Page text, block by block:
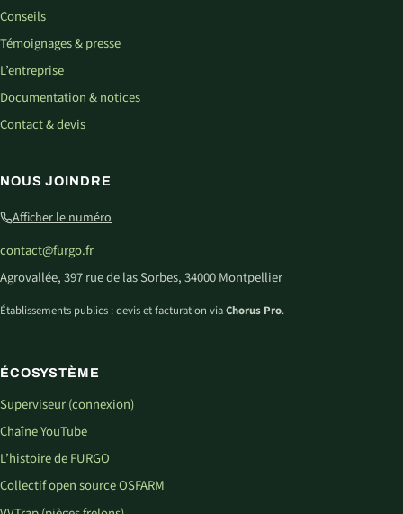
Conseils
Témoignages & presse
L’entreprise
Documentation & notices
Contact & devis
NOUS JOINDRE
Afficher le numéro
contact@furgo.fr
Agrovallée, 397 rue de las Sorbes, 34000 Montpellier
Établissements publics : devis et facturation viaChorus Pro.
ÉCOSYSTÈME
Superviseur (connexion)
Chaîne YouTube
L’histoire de FURGO
Collectif open source OSFARM